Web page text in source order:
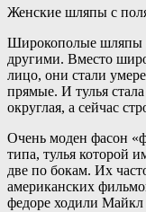
Женские шляпы с
Широкополые шляпы
другими. Вместо
лицо, они стали
прямые. И тулья
округлая, а сейчас
Очень моден фасон
типа, тулья которой
две по бокам. Их
американских
федоре ходили